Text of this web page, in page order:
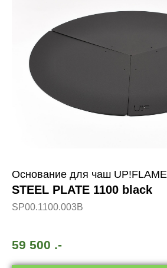
Основание для чаш UP!FLAME
STEEL PLATE 1100 black
SP00.1100.003B
59 500 .-